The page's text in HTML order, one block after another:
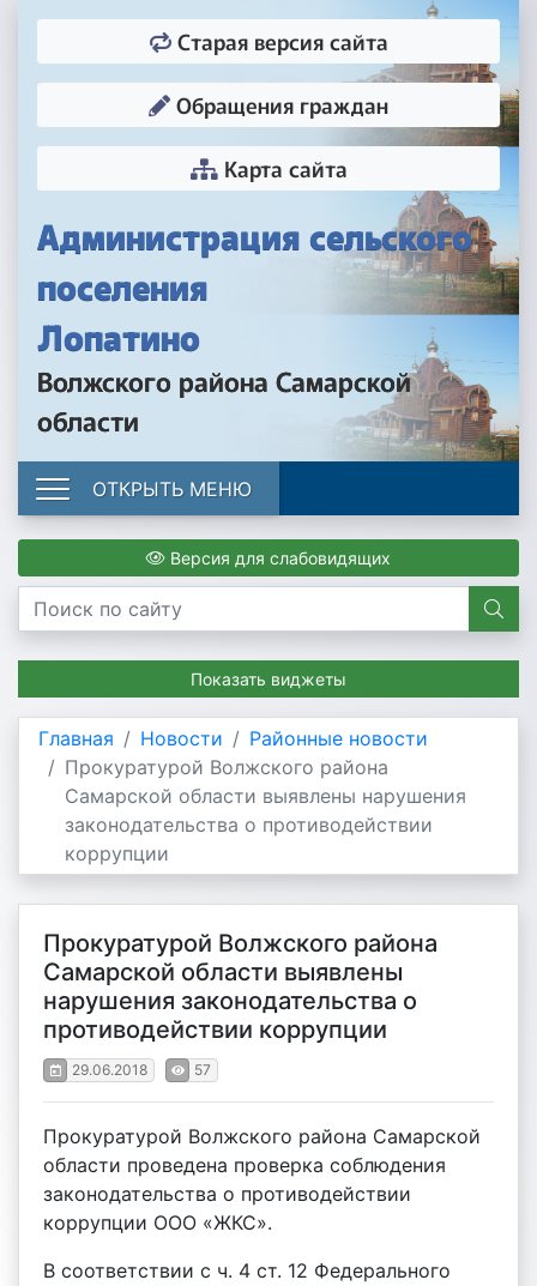
Администрация сельского
поселения
Лопатино
Волжского района Самарской
области
Старая версия сайта
Обращения граждан
Карта сайта
ОТКРЫТЬ МЕНЮ
Версия для слабовидящих
Показать виджеты
Главная Новости
Районные новости
Прокуратурой Волжского района
Самарской области выявлены нарушения
законодательства о противодействии
коррупции
Прокуратурой Волжского района
Самарской области выявлены
нарушения законодательства о
противодействии коррупции
29.06.2018 57
Прокуратурой Волжского района Самарской
области проведена проверка соблюдения
законодательства о противодействии
коррупции ООО «ЖКС».
В соответствии с ч. 4 ст. 12 Федерального